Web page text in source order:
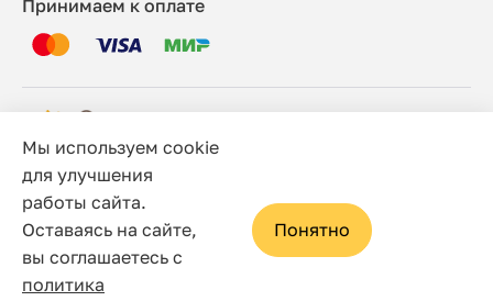
Принимаем к оплате
© 2006 - 2026 Этно-шоп, Интернет-магазин
Политика конфиденциальности
Сайт носит исключительно информационный характер, и
ни при каких условиях не является публичной офертой,
определяемой положениями статьи 437(2) Гражданского
Мы используем cookie
для улучшения
работы сайта.
Оставаясь на сайте,
вы соглашаетесь с
политика
Понятно